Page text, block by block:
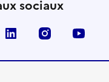
sociaux
LinkedIn Instagram